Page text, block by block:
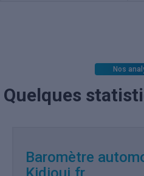
Nos
Quelques
Baromètre